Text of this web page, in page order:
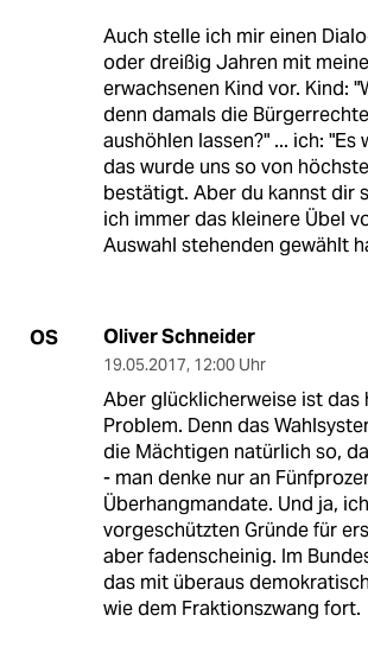
Auch stelle ich mir einen
oder dreißig Jahren mit
erwachsenen Kind vor. Kind:
denn damals die
aushöhlen lassen?" ... ich:
das wurde uns so von
bestätigt. Aber du kannst dir
ich immer das kleinere Übel
Auswahl stehenden gewählt
OS Oliver Schneider
19.05.2017, 12:00 Uhr
Aber glücklicherweise ist das
Problem. Denn das
die Mächtigen natürlich so,
- man denke nur an
Überhangmandate. Und ja,
vorgeschützten Gründe für
aber fadenscheinig. Im
das mit überaus
wie dem Fraktionszwang fort.